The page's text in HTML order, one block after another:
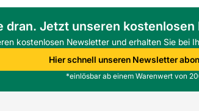
dran. Jetzt unseren
kostenlosen Newsletter und erhalten Sie bei
Hier schnell unseren Newsletter
*einlösbar ab einem Warenwert von